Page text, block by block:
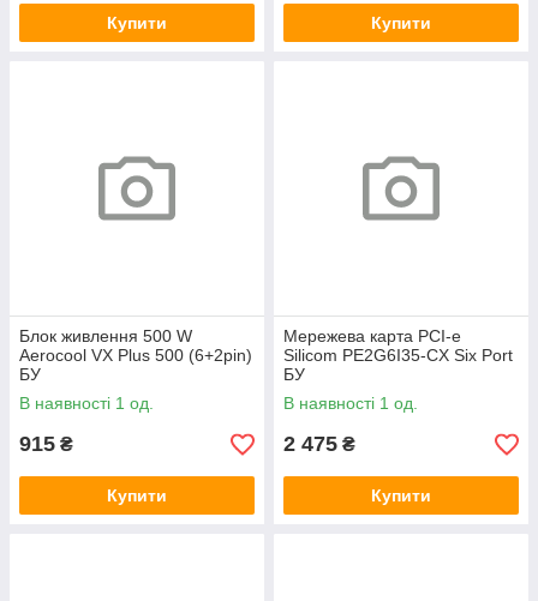
Купити Купити
Блок живлення 500 W
Aerocool VX Plus 500 (6+2pin)
БУ
В наявності 1 од.
915 ₴
Купити
Мережева карта PCI-e
Silicom PE2G6I35-CX Six Port
БУ
В наявності 1 од.
2 475 ₴
Купити